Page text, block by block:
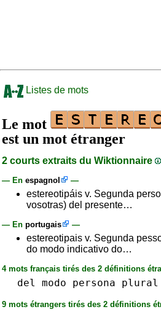
Listes de mots
Le mot
est un mot étranger
2 courts extraits du Wiktionnaire
— En espagnol —
estereotipáis v. Segunda
vosotras) del presente…
— En portugais —
estereotipais v. Segunda
do modo indicativo do…
4 mots français tirés des 2 définitions
del modo persona plural
9 mots étrangers tirés des 2 définitions